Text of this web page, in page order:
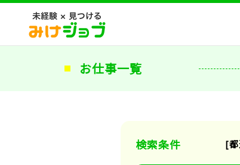
お仕事一覧
検索条件 [